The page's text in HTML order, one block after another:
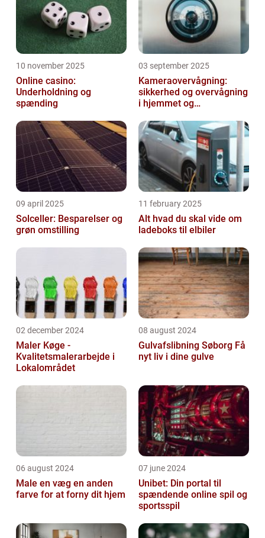
10 november 2025
Online casino:
Underholdning og
spænding
03 september 2025
Kameraovervågning:
sikkerhed og overvågning
i hjemmet og
09 april 2025
Solceller: Besparelser og
grøn omstilling
11 february 2025
Alt hvad du skal vide om
ladeboks til elbiler
02 december 2024
Maler Køge -
Kvalitetsmalerarbejde i
Lokalområdet
08 august 2024
Gulvafslibning Søborg Få
nyt liv i dine gulve
06 august 2024
Male en væg en anden
farve for at forny dit hjem
07 june 2024
Unibet: Din portal til
spændende online spil og
sportsspil